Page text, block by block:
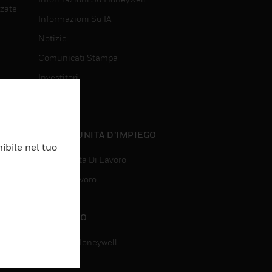
Informazioni Su IA
Notizie
Comunicati Stampa
Investitori
OPPORTUNITÀ D’IMPIEGO
Opportunità Di Lavoro
Ricerca Lavoro
CONTATTO
Contatta Honeywell
nel tuo